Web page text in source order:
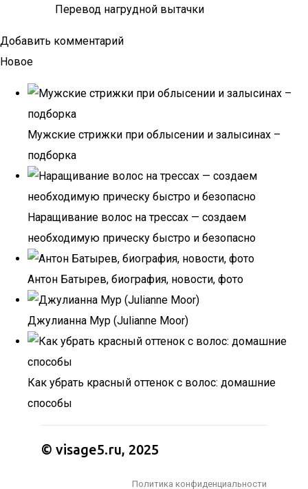
Перевод нагрудной вытачки
Добавить комментарий
Новое
Мужские стрижки при облысении и залысинах –
подборка
Наращивание волос на трессах — создаем
необходимую прическу быстро и безопасно
Антон Батырев, биография, новости, фото
Джулианна Мур (Julianne Moor)
Как убрать красный оттенок с волос: домашние
способы
© visage5.ru, 2025
Политика конфиденциальности